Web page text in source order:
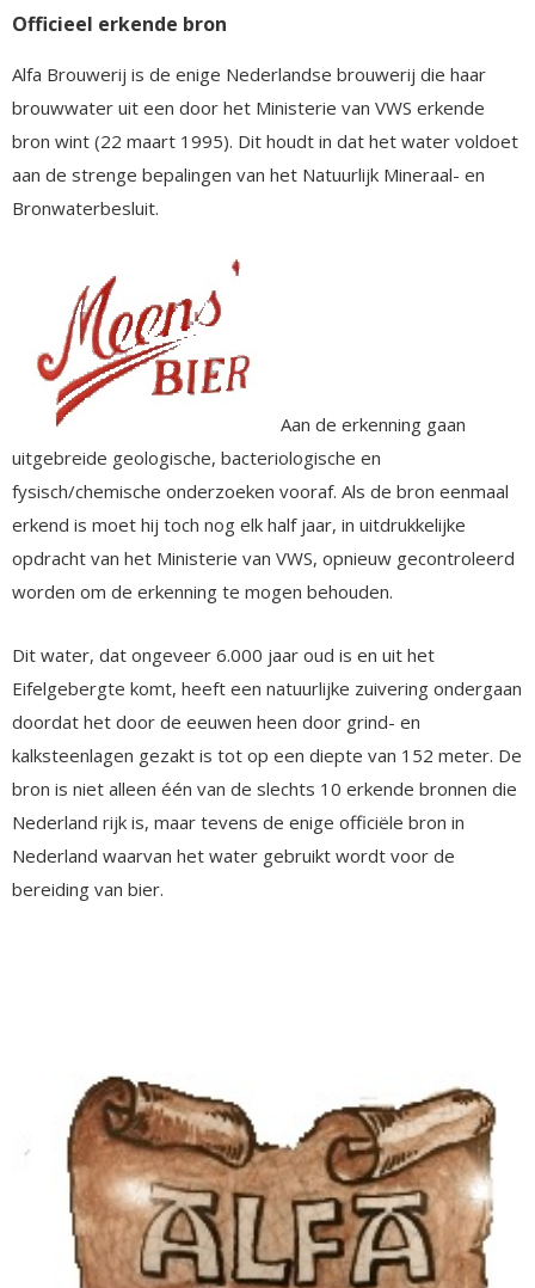
Officieel erkende bron
Alfa Brouwerij is de enige Nederlandse brouwerij die haar
brouwwater uit een door het Ministerie van VWS erkende
bron wint (22 maart 1995). Dit houdt in dat het water voldoet
aan de strenge bepalingen van het Natuurlijk Mineraal- en
Bronwaterbesluit.
Aan de erkenning gaan
uitgebreide geologische, bacteriologische en
fysisch/chemische onderzoeken vooraf. Als de bron eenmaal
erkend is moet hij toch nog elk half jaar, in uitdrukkelijke
opdracht van het Ministerie van VWS, opnieuw gecontroleerd
worden om de erkenning te mogen behouden.
Dit water, dat ongeveer 6.000 jaar oud is en uit het
Eifelgebergte komt, heeft een natuurlijke zuivering ondergaan
doordat het door de eeuwen heen door grind- en
kalksteenlagen gezakt is tot op een diepte van 152 meter. De
bron is niet alleen één van de slechts 10 erkende bronnen die
Nederland rijk is, maar tevens de enige officiële bron in
Nederland waarvan het water gebruikt wordt voor de
bereiding van bier.